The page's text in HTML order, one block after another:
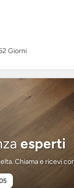
Giorni
esperti
Chiama e ricevi